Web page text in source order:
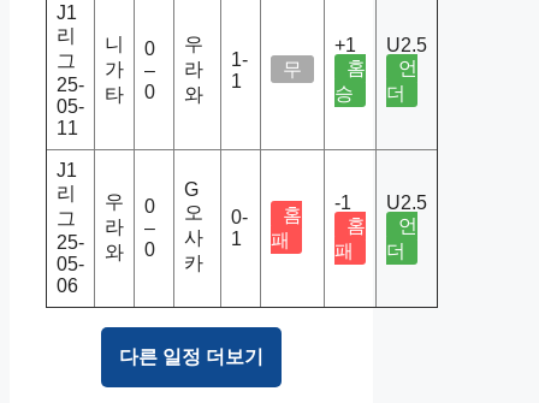
J1
리
그
25-
05-
11
니
가
타
0
–
0
우
라
와
1-
1
무
+1
홈
승
U2.5
언
더
J1
리
그
25-
05-
06
우
라
와
0
–
0
G
오
사
카
0-
1
홈
패
-1
홈
패
U2.5
언
더
다른 일정 더보기